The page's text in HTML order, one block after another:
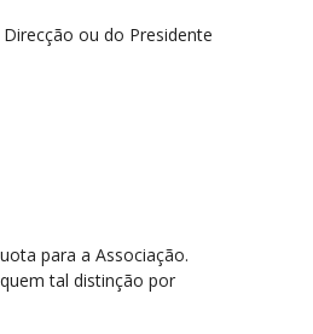
ou do Presidente
para a Associação.
tal distinção por